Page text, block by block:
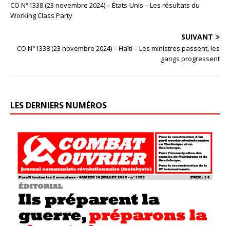
CO N°1338 (23 novembre 2024) – États-Unis – Les résultats du
Working Class Party
SUIVANT
CO N°1338 (23 novembre 2024) – Haïti – Les ministres passent, les
gangs progressent
LES DERNIERS NUMÉROS